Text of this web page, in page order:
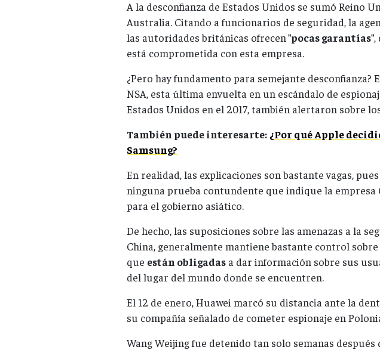
A la desconfianza de Estados Unidos se sumó Reino
Australia. Citando a funcionarios de seguridad, la
las autoridades británicas ofrecen"pocas garantías",
está comprometida con esta empresa.
¿Pero hay fundamento para semejante desconfianza?
NSA, esta última envuelta en un escándalo de
Estados Unidos en el 2017, también alertaron sobre
También puede interesarte: ¿Por qué Apple
Samsung?
En realidad, las explicaciones son bastante vagas,
ninguna prueba contundente que indique la empresa
para el gobierno asiático.
De hecho, las suposiciones sobre las amenazas a la
China, generalmente mantiene bastante control sobre
que están obligadas a dar información sobre sus
del lugar del mundo donde se encuentren.
El 12 de enero, Huawei marcó su distancia ante la
su compañía señalado de cometer espionaje en
Wang Weijing fue detenido tan solo semanas después